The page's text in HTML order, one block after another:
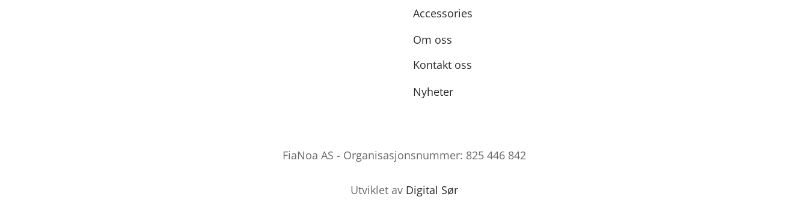
Accessories
Om oss
Kontakt oss
Nyheter
FiaNoa AS - Organisasjonsnummer: 825 446 842
Utviklet av Digital Sør